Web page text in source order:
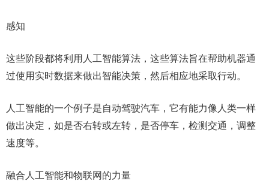
感知
这些阶段都将利用人工智能算法，这些算法旨在帮助机器通
过使用实时数据来做出智能决策，然后相应地采取行动。
人工智能的一个例子是自动驾驶汽车，它有能力像人类一样
做出决定，如是否右转或左转，是否停车，检测交通，调整
速度等。
融合人工智能和物联网的力量